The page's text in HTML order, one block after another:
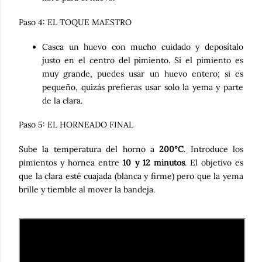
Paso 4: EL TOQUE MAESTRO
Casca un huevo con mucho cuidado y deposítalo
justo en el centro del pimiento. Si el pimiento es
muy grande, puedes usar un huevo entero; si es
pequeño, quizás prefieras usar solo la yema y parte
de la clara.
Paso 5: EL HORNEADO FINAL
Sube la temperatura del horno a200°C. Introduce los
pimientos y hornea entre10 y 12 minutos. El objetivo es
que la clara esté cuajada (blanca y firme) pero que la yema
brille y tiemble al mover la bandeja.